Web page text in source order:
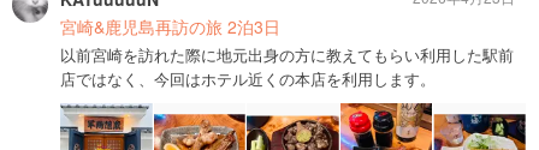
宮崎&鹿児島再訪の旅 2泊3日
以前宮崎を訪れた際に地元出身の方に教えてもらい利用した駅前
店ではなく、今回はホテル近くの本店を利用します。